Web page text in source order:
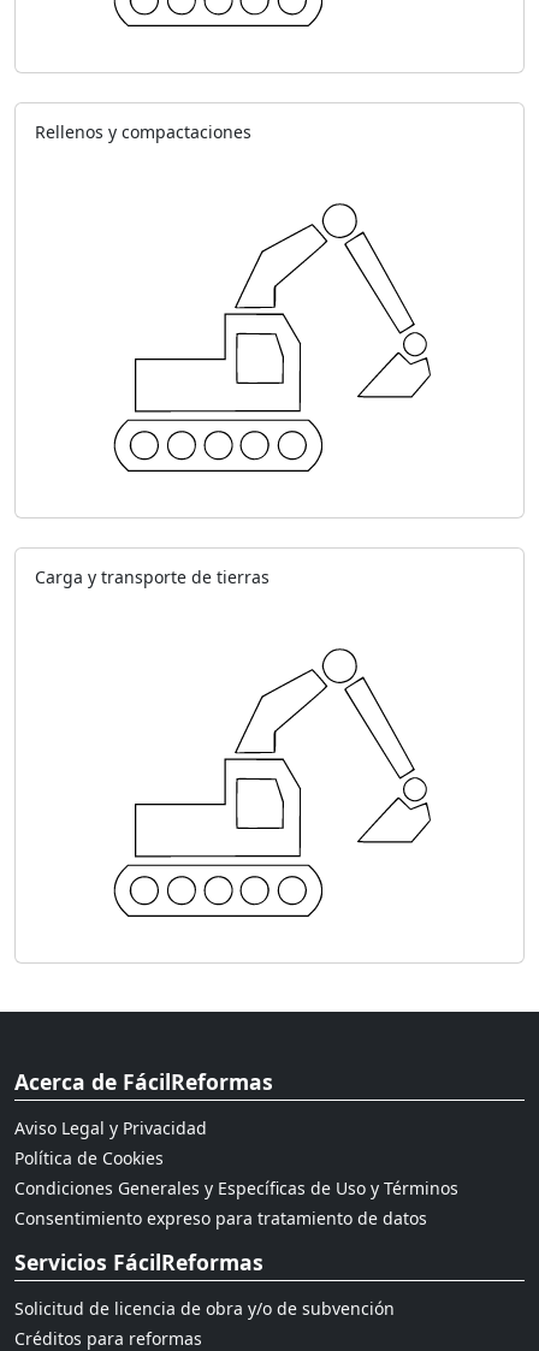
Rellenos y compactaciones
Carga y transporte de tierras
Acerca de FácilReformas
Aviso Legal y Privacidad
Política de Cookies
Condiciones Generales y Específicas de Uso y Términos
Consentimiento expreso para tratamiento de datos
Servicios FácilReformas
Solicitud de licencia de obra y/o de subvención
Créditos para reformas